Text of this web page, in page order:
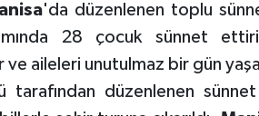
'da düzenlenen toplu
28 çocuk sünnet
aileleri unutulmaz bir gün
tarafından düzenlenen